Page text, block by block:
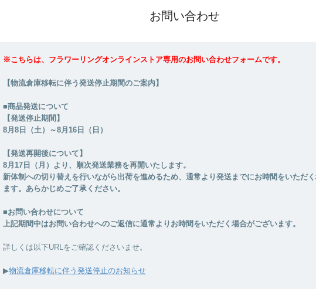
お問い合わせ
※こちらは、フラワーリングオンラインストア専用のお問い合わせフォームです。
【物流倉庫移転に伴う発送停止期間のご案内】
■商品発送について
【発送停止期間】
8月8日（土）～8月16日（日）
【発送再開後について】
8月17日（月）より、順次発送業務を再開いたします。
新体制への切り替えを行いながら出荷を進めるため、通常より発送までにお時間をいただ
ます。あらかじめご了承ください。
■お問い合わせについて
上記期間中はお問い合わせへのご返信に通常よりお時間をいただく場合がございます。
詳しくは以下URLをご確認くださいませ。
▶︎物流倉庫移転に伴う発送停止のお知らせ